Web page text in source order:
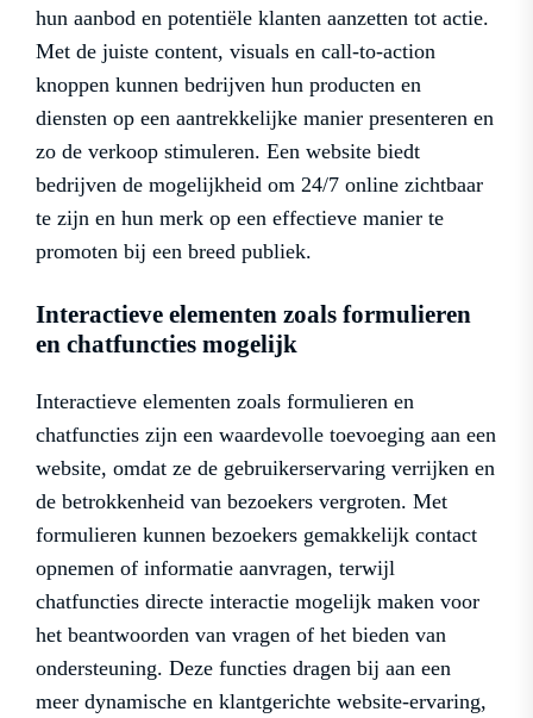
hun aanbod en potentiële klanten aanzetten tot actie.
Met de juiste content, visuals en call-to-action
knoppen kunnen bedrijven hun producten en
diensten op een aantrekkelijke manier presenteren en
zo de verkoop stimuleren. Een website biedt
bedrijven de mogelijkheid om 24/7 online zichtbaar
te zijn en hun merk op een effectieve manier te
promoten bij een breed publiek.
Interactieve elementen zoals formulieren
en chatfuncties mogelijk
Interactieve elementen zoals formulieren en
chatfuncties zijn een waardevolle toevoeging aan een
website, omdat ze de gebruikerservaring verrijken en
de betrokkenheid van bezoekers vergroten. Met
formulieren kunnen bezoekers gemakkelijk contact
opnemen of informatie aanvragen, terwijl
chatfuncties directe interactie mogelijk maken voor
het beantwoorden van vragen of het bieden van
ondersteuning. Deze functies dragen bij aan een
meer dynamische en klantgerichte website-ervaring,